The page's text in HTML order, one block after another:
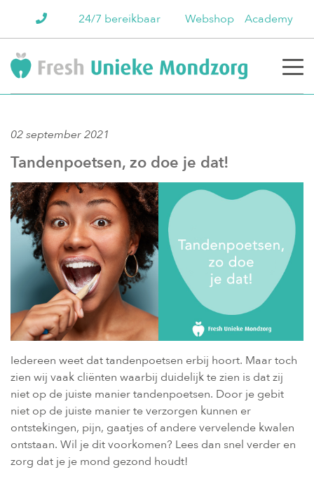
24/7 bereikbaar Webshop Academy
02 september 2021
Tandenpoetsen, zo doe je dat!
Iedereen weet dat tandenpoetsen erbij hoort. Maar toch
zien wij vaak cliënten waarbij duidelijk te zien is dat zij
niet op de juiste manier tandenpoetsen. Door je gebit
niet op de juiste manier te verzorgen kunnen er
ontstekingen, pijn, gaatjes of andere vervelende kwalen
ontstaan. Wil je dit voorkomen? Lees dan snel verder en
zorg dat je je mond gezond houdt!